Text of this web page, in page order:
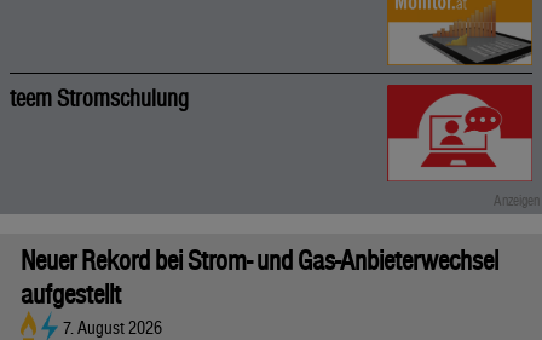
teem Stromschulung
Neuer Rekord bei Strom- und Gas-Anbieterwechsel
aufgestellt
7. August 2026